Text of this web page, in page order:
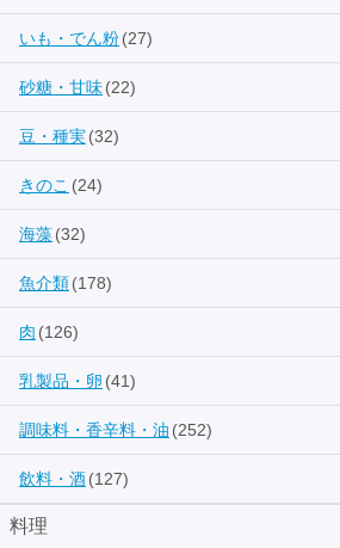
いも・でん粉(27)
砂糖・甘味(22)
豆・種実(32)
きのこ (24)
海藻(32)
魚介類(178)
肉 (126)
乳製品・卵 (41)
調味料・香辛料・油 (252)
飲料・酒(127)
料理